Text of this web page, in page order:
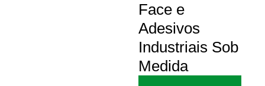
Face e
Adesivos
Industriais Sob
Medida